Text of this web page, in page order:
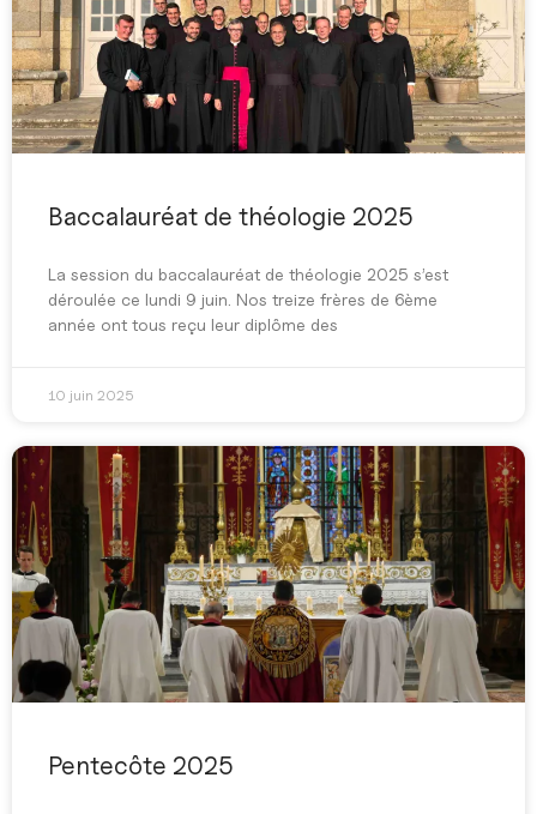
Baccalauréat de théologie 2025
La session du baccalauréat de théologie 2025 s’est
déroulée ce lundi 9 juin. Nos treize frères de 6ème
année ont tous reçu leur diplôme des
10 juin 2025
Pentecôte 2025